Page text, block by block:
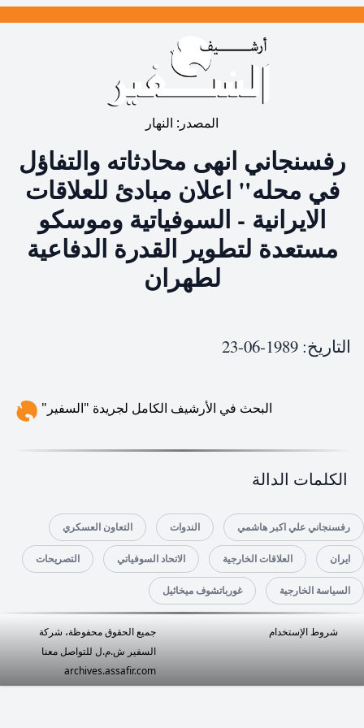
المصدر: النهار
رفسنجاني انهى محادثاته والتفاؤل
في محله" اعلان مبادئ للعلاقات
الايرانية - السوفياتية وموسكو
مستعدة لتطوير القدرة الدفاعية
لطهران
التاريخ: 1989-06-23
البحث في الأرشيف الكامل لجريدة "السفير"
الكلمات الدالة
رفسنجاني علي اكبر هاشمي الندوات التعاون العسكري
ايران العلاقات الخارجية الاتحاد السوفياتي التصريحات
السياسة الخارجية غورباتشوف ميخائيل
شروط الإستخدام
جميع الحقوق محفوظة، شركة
السفير ش.م.ل للتواصل معنا
archives.assafir.com